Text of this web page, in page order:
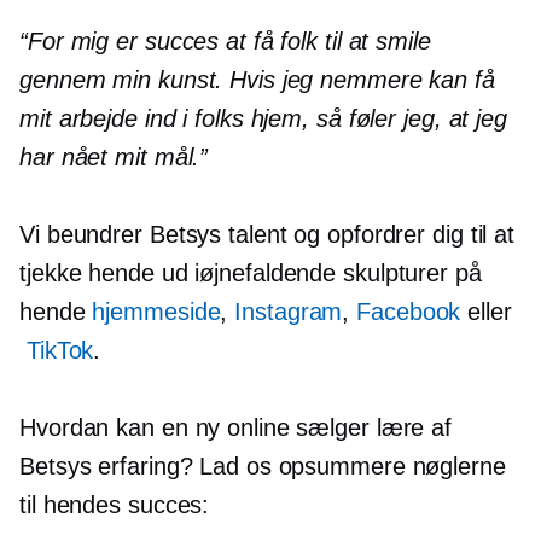
“For mig er succes at få folk til at smile
gennem min kunst. Hvis jeg nemmere kan få
mit arbejde ind i folks hjem, så føler jeg, at jeg
har nået mit mål.”
Vi beundrer Betsys talent og opfordrer dig til at
tjekke hende ud iøjnefaldende skulpturer på
hende hjemmeside, Instagram, Facebook eller
TikTok.
Hvordan kan en ny online sælger lære af
Betsys erfaring? Lad os opsummere nøglerne
til hendes succes: